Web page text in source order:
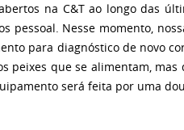
na C&T ao longo das
pessoal. Nesse momento,
para diagnóstico de novo
peixes que se alimentam,
será feita por uma